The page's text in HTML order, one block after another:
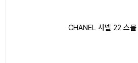
CHANEL 샤넬 22 스몰